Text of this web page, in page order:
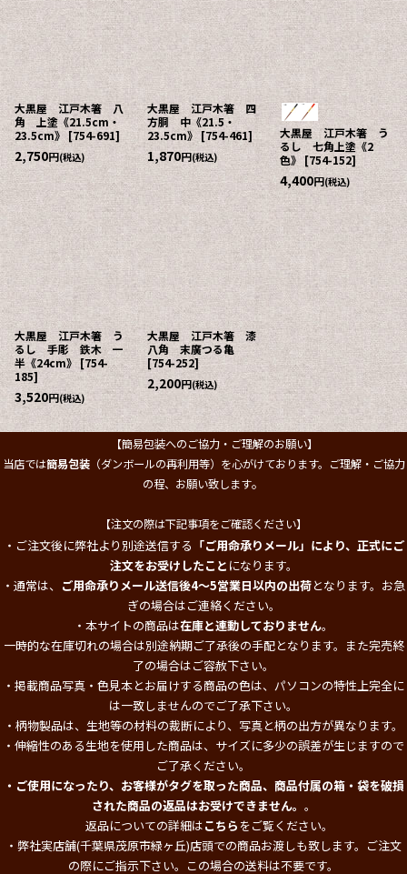
大黒屋 江戸木箸 八
角 上塗《21.5cm・
23.5cm》 [754-691]
2,750円(税込)
大黒屋 江戸木箸 四
方胴 中《21.5・
23.5cm》 [754-461]
1,870円(税込)
大黒屋 江戸木箸 う
るし 七角上塗《2
色》 [754-152]
4,400円(税込)
大黒屋 江戸木箸 う
るし 手彫 鉄木 一
半《24cm》[754-
185]
3,520円(税込)
大黒屋 江戸木箸 漆
八角 末廣つる亀
[754-252]
2,200円(税込)
【簡易包装へのご協力・ご理解のお願い】
当店では簡易包装（ダンボールの再利用等）を心がけております。ご理解・ご協力
の程、お願い致します。
【注文の際は下記事項をご確認ください】
・ご注文後に弊社より別途送信する 「ご用命承りメール」により、正式にご
注文をお受けしたこと になります。
・通常は、 ご用命承りメール送信後4～5営業日以内の出荷となります。お急
ぎの場合はご連絡ください。
・本サイトの商品は在庫と連動しておりません。
一時的な在庫切れの場合は別途納期ご了承後の手配となります。また完売終
了の場合はご容赦下さい。
・掲載商品写真・色見本とお届けする商品の色は、パソコンの特性上完全に
は一致しませんのでご了承下さい。
・柄物製品は、生地等の材料の裁断により、写真と柄の出方が異なります。
・伸縮性のある生地を使用した商品は、サイズに多少の誤差が生じますので
ご了承ください。
・ご使用になったり、お客様がタグを取った商品、商品付属の箱・袋を破損
された商品の返品はお受けできません。 。
返品についての詳細はこちらをご覧ください。
・弊社実店舗(千葉県茂原市緑ヶ丘)店頭での商品お渡しも致します。ご注文
の際にご指示下さい。この場合の送料は不要です。